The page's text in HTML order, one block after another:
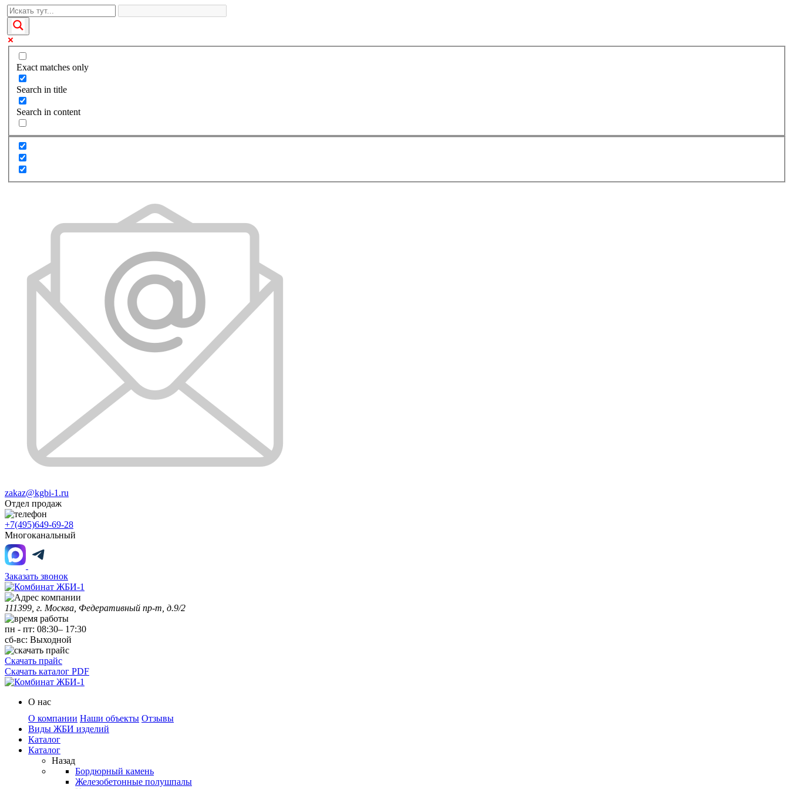
Exact matches only
Search in title
Search in content
zakaz@kgbi-1.ru
Отдел продаж
+7(495)649-69-28
Многоканальный
Заказать звонок
111399, г. Москва, Федеративный пр-т, д.9/2
пн - пт: 08:30– 17:30
сб-вс: Выходной
Скачать прайс
Скачать каталог PDF
О нас
О компании Наши объекты Отзывы
Виды ЖБИ изделий
Каталог
Каталог
Назад
Бордюрный камень
Железобетонные полушпалы